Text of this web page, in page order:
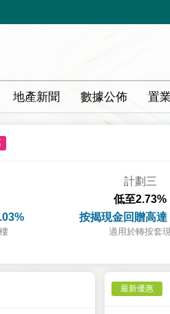
地產新聞 數據公佈 置
計劃三
低至2.73%
按揭現金回贈高達
適用於轉按套
最新優惠